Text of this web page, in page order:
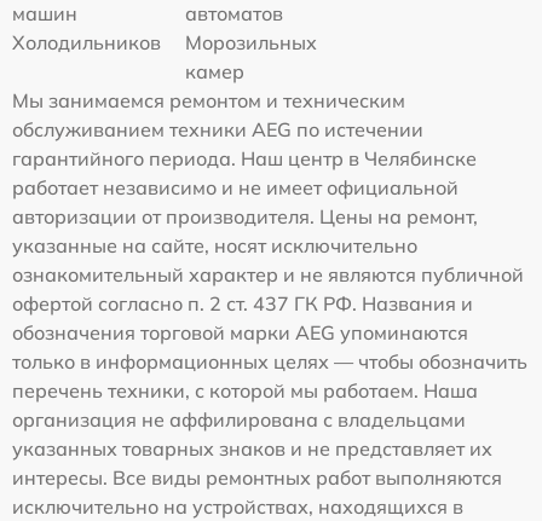
машин
автоматов
Холодильников
Морозильных
камер
Мы занимаемся ремонтом и техническим
обслуживанием техники AEG по истечении
гарантийного периода. Наш центр в Челябинске
работает независимо и не имеет официальной
авторизации от производителя. Цены на ремонт,
указанные на сайте, носят исключительно
ознакомительный характер и не являются публичной
офертой согласно п. 2 ст. 437 ГК РФ. Названия и
обозначения торговой марки AEG упоминаются
только в информационных целях — чтобы обозначить
перечень техники, с которой мы работаем. Наша
организация не аффилирована с владельцами
указанных товарных знаков и не представляет их
интересы. Все виды ремонтных работ выполняются
исключительно на устройствах, находящихся в